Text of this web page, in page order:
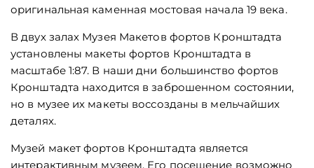
оригинальная каменная мостовая начала 19 века.
В двух залах Музея Макетов фортов Кронштадта
установлены макеты фортов Кронштадта в
масштабе 1:87. В наши дни большинство фортов
Кронштадта находится в заброшенном состоянии,
но в музее их макеты воссозданы в мельчайших
деталях.
Музей макет фортов Кронштадта является
интерактивным музеем. Его посещение возможно